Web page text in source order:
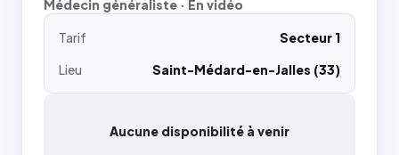
Médecin généraliste · En vidéo
Tarif
Secteur 1
Lieu
Saint-Médard-en-Jalles (33)
Aucune disponibilité à venir